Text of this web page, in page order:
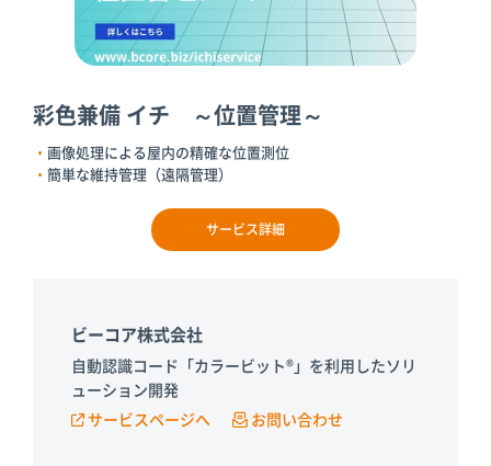
彩色兼備 イチ ～位置管理～
画像処理による屋内の精確な位置測位
簡単な維持管理（遠隔管理）
サービス詳細
ビーコア株式会社
自動認識コード「カラービット®」を利用したソリ
ューション開発
サービスページへ
お問い合わせ